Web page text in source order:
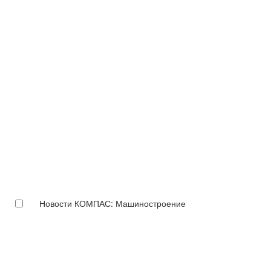
Новости КОМПАС: Машиностроение